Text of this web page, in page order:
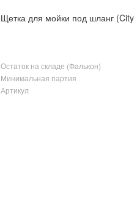
Щетка для мойки под шланг (City
Остаток на складе (Фалькон)
Минимальная партия
Артикул